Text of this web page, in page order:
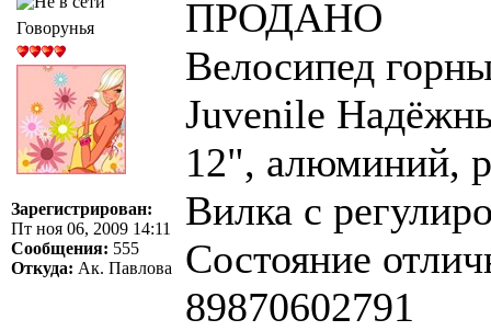
Говорунья
Зарегистрирован:
Пт ноя 06, 2009 14:11
Сообщения: 555
Откуда: Ак. Павлова
ПРОДАНО
Велосипед
Juvenile
12", алюминий,
Вилка с
Состояние
89870602791